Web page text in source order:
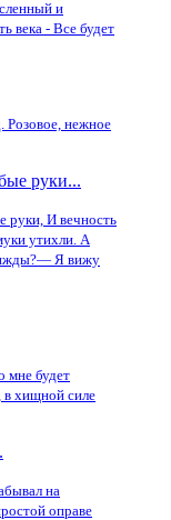
и
века - Все будет
Розовое, нежное
руки...
руки, И вечность
утихли. А
Я вижу
мне будет
в хищной силе
на
оправе